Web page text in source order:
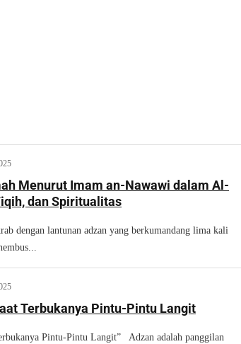
Menurut Imam an-Nawawi dalam Al-
dan Spiritualitas
dengan lantunan adzan yang berkumandang lima kali
Terbukanya Pintu-Pintu Langit
Pintu-Pintu Langit” Adzan adalah panggilan